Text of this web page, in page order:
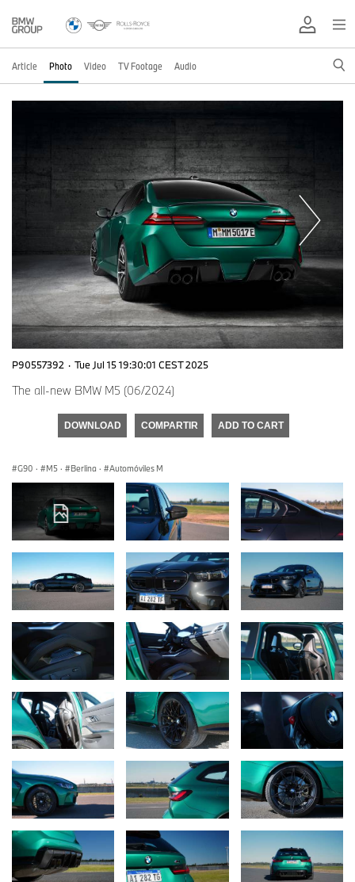
Article Photo Video TV Footage Audio
P90557392 · Tue Jul 15 19:30:01 CEST 2025
The all-new BMW M5 (06/2024)
DOWNLOAD COMPARTIR ADD TO CART
G90 · M5 · Berlina · Automóviles M